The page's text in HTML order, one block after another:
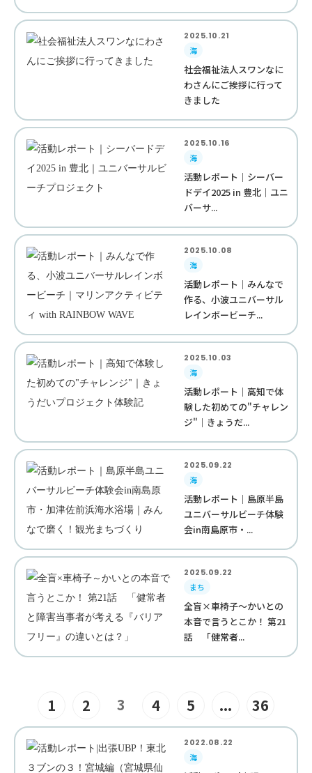
2025.10.21
海
社会福祉法人スワンなに
わさんにご挨拶に行って
きました
2025.10.16
海
活動レポート｜シーバー
ドデイ2025 in 豊北｜ユニ
バーサ...
2025.10.08
海
活動レポート｜みんなで
作る、小波ユニバーサル
レインボービーチ...
2025.10.03
海
活動レポート｜高知で体
験した初めての"チャレン
ジ"｜きょうだ...
2025.09.22
海
活動レポート｜島原半島
ユニバーサルビーチ体験
会in南島原市・...
2025.09.22
まち
全盲×車椅子～かいとの
本音で言うとこか！ 第21
話 「健常者...
1 2 3 4 5 ... 36
2022.08.22
海